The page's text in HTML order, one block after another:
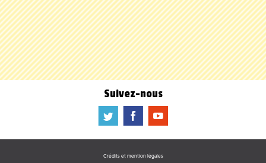
Suivez-nous
a b f
Crédits et mention légales